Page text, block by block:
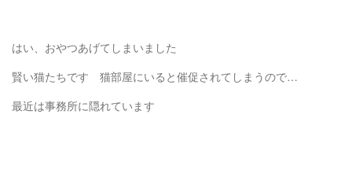
はい、おやつあげてしまいました
賢い猫たちです 猫部屋にいると催促されてしまうので…
最近は事務所に隠れています